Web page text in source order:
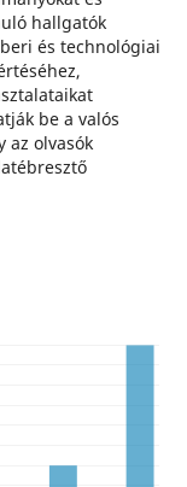
hallgatók
és technológiai
be a valós
az olvasók